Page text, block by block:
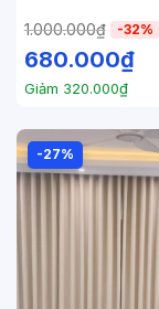
1.000.000₫ -32%
680.000₫
Giảm 320.000₫
-27%